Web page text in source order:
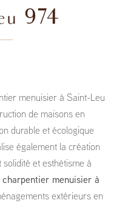
974
menuisier à Saint-Leu
de maisons en
durable et écologique
également la création
et esthétisme à
menuisier à
extérieurs en